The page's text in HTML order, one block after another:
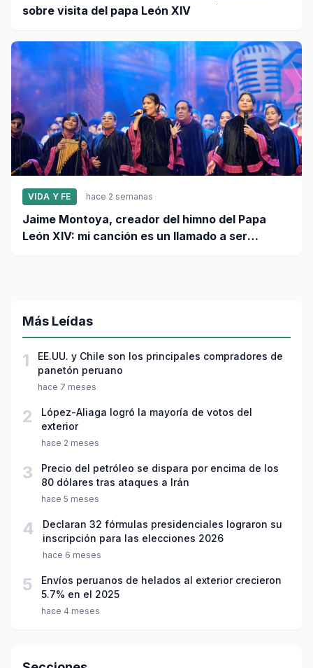
sobre visita del papa León XIV
VIDA Y FE hace 2 semanas
Jaime Montoya, creador del himno del Papa
León XIV: mi canción es un llamado a ser
Más Leídas
1
EE.UU. y Chile son los principales compradores de
panetón peruano
hace 7 meses
2
López-Aliaga logró la mayoría de votos del
exterior
hace 2 meses
3
Precio del petróleo se dispara por encima de los
80 dólares tras ataques a Irán
hace 5 meses
4
Declaran 32 fórmulas presidenciales lograron su
inscripción para las elecciones 2026
hace 6 meses
5
Envíos peruanos de helados al exterior crecieron
5.7% en el 2025
hace 4 meses